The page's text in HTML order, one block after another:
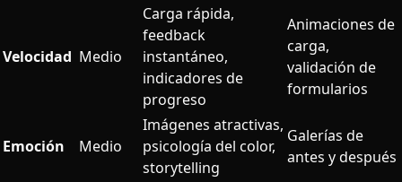
Velocidad Medio
Carga rápida,
feedback
instantáneo,
indicadores de
progreso
Animaciones de
carga,
validación de
formularios
Emoción Medio
Imágenes atractivas,
psicología del color,
storytelling
Galerías de
antes y después